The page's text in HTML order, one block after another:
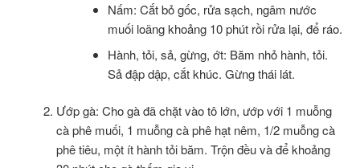
Nấm: Cắt bỏ gốc, rửa sạch, ngâm nước
muối loãng khoảng 10 phút rồi rửa lại, để ráo.
Hành, tỏi, sả, gừng, ớt: Băm nhỏ hành, tỏi.
Sả đập dập, cắt khúc. Gừng thái lát.
Ướp gà: Cho gà đã chặt vào tô lớn, ướp với 1 muỗng
cà phê muối, 1 muỗng cà phê hạt nêm, 1/2 muỗng cà
phê tiêu, một ít hành tỏi băm. Trộn đều và để khoảng